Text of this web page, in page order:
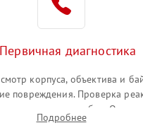
диагностика
корпуса, объектива и
повреждения. Проверка
кодов ошибок. Оценка
проверка работы
Подробнее